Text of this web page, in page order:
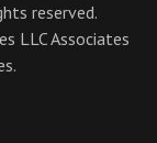
reserved.
LLC Associates